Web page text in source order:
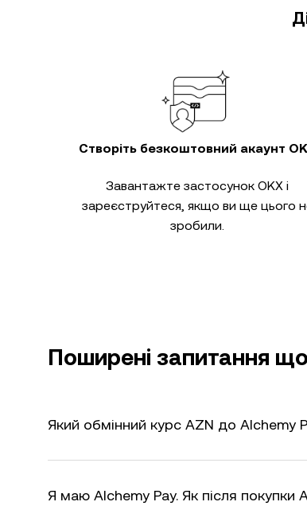
Створіть безкоштовний акаунт
Завантажте застосунок OKX і
зареєструйтеся, якщо ви ще цього
зробили.
Поширені запитання
Який обмінний курс AZN до Alchemy
Я маю Alchemy Pay. Як після покупки